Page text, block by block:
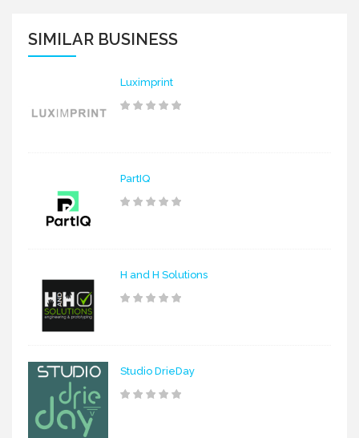
SIMILAR BUSINESS
Luximprint
PartIQ
H and H Solutions
Studio DrieDay